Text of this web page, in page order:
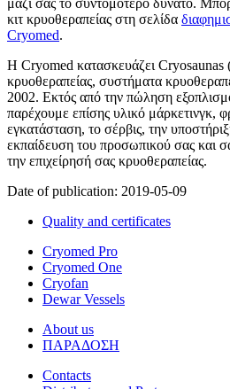
κιτ κρυοθεραπείας στη σελίδα
Cryomed.
Η Cryomed κατασκευάζει Cryosaunas
κρυοθεραπείας, συστήματα
2002. Εκτός από την πώληση
παρέχουμε επίσης υλικό μάρκετινγκ,
εγκατάσταση, το σέρβις, την
εκπαίδευση του προσωπικού σας και
την επιχείρησή σας κρυοθεραπείας.
Date of publication: 2019-05-09
Quality and certificates
Cryomed Pro
Cryomed One
Cryofan
Dewar Vessels
About us
ΠΑΡΑΔΟΣΗ
Contacts